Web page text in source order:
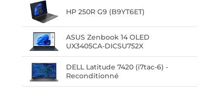
HP 250R G9 (B9YT6ET)
ASUS Zenbook 14 OLED
UX3405CA-DICSU752X
DELL Latitude 7420 (i7tac-6) -
Reconditionné